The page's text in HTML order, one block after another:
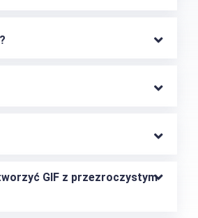
GIF z przezroczystym